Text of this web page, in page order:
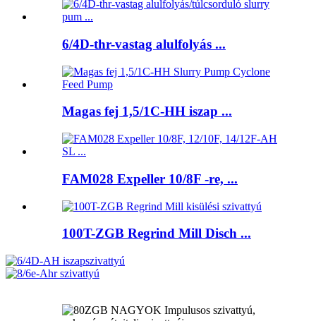
6/4D-thr-vastag alulfolyás ...
Magas fej 1,5/1C-HH iszap ...
FAM028 Expeller 10/8F -re, ...
100T-ZGB Regrind Mill Disch ...